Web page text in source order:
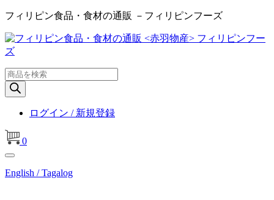
フィリピン食品・食材の通販 －フィリピンフーズ
商
品
検
ログイン / 新規登録
0
English / Tagalog